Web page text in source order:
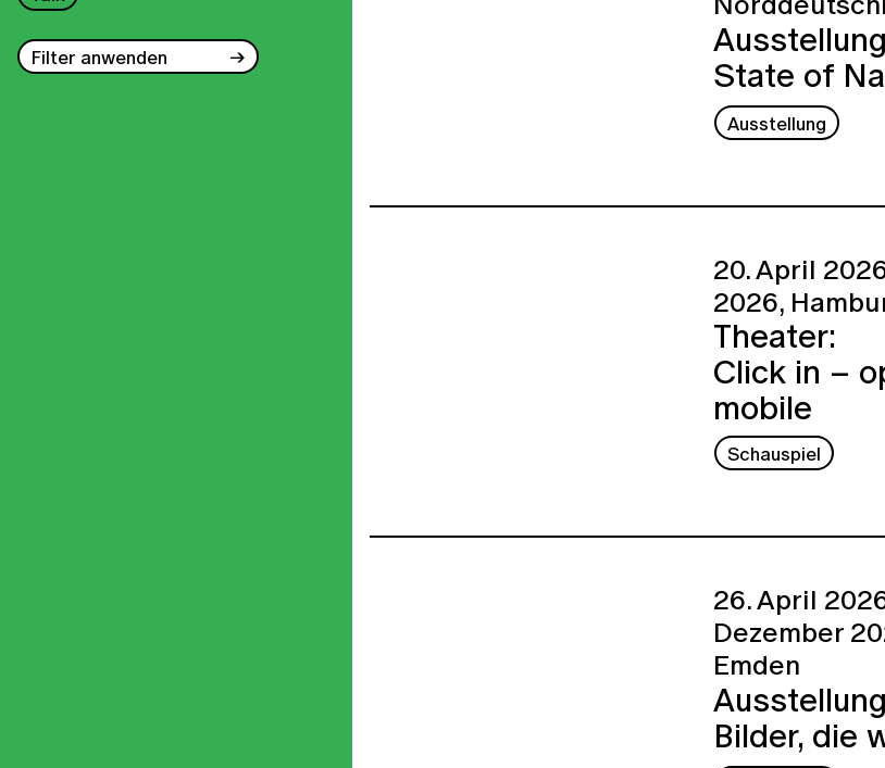
Filter anwenden State of
Ausstellung
20. April
2026,
Theater:
Click in –
mobile
Schauspiel
26. April
Dezember
Emden
Bilder, die